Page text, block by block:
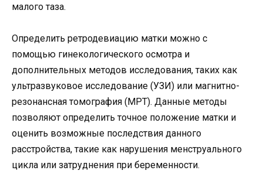
малого таза.
Определить ретродевиацию матки можно с
помощью гинекологического осмотра и
дополнительных методов исследования, таких как
ультразвуковое исследование (УЗИ) или магнитно-
резонансная томография (МРТ). Данные методы
позволяют определить точное положение матки и
оценить возможные последствия данного
расстройства, такие как нарушения менструального
цикла или затруднения при беременности.